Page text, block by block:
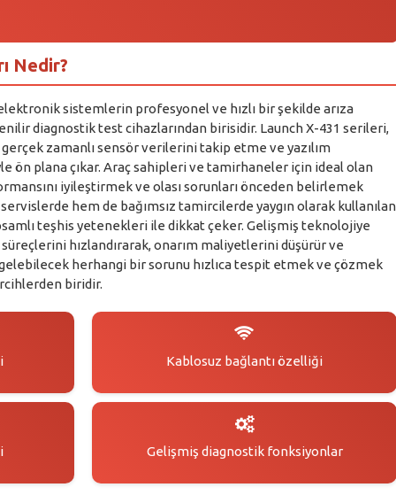
Nedir?
sistemlerin profesyonel ve hızlı bir şekilde arıza
diagnostik test cihazlarından birisidir. Launch X-431 serileri,
gerçek zamanlı sensör verilerini takip etme ve yazılım
plana çıkar. Araç sahipleri ve tamirhaneler için ideal olan
iyileştirmek ve olası sorunları önceden belirlemek
hem de bağımsız tamircilerde yaygın olarak kullanılan
teşhis yetenekleri ile dikkat çeker. Gelişmiş teknolojiye
hızlandırarak, onarım maliyetlerini düşürür ve
herhangi bir sorunu hızlıca tespit etmek ve çözmek
biridir.
Kablosuz bağlantı özelliği
Gelişmiş diagnostik fonksiyonlar